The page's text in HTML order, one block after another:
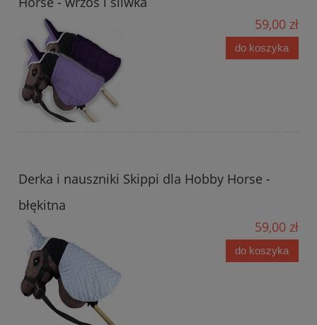
59,00 zł
do koszyka
Derka i nauszniki Skippi dla Hobby Horse -
błękitna
59,00 zł
do koszyka